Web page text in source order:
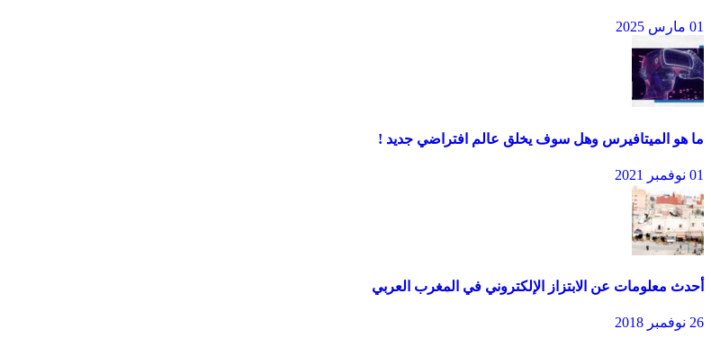
01 مارس 2025
ما هو الميتافيرس وهل سوف يخلق عالم افتراضي جديد !
01 نوفمبر 2021
أحدث معلومات عن الابتزاز الإلكتروني في المغرب العربي
26 نوفمبر 2018